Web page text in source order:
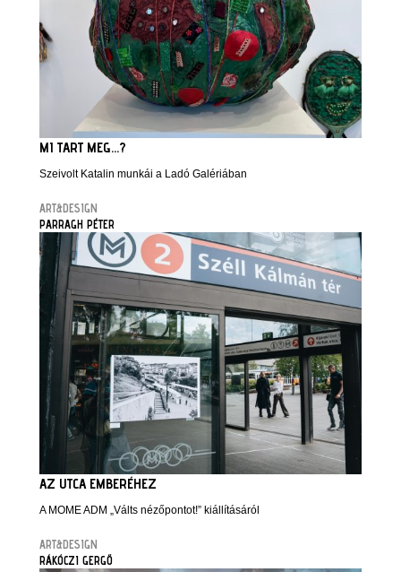
MI TART MEG...?
Szeivolt Katalin munkái a Ladó Galériában
ART&DESIGN
PARRAGH PÉTER
AZ UTCA EMBERÉHEZ
A MOME ADM „Válts nézőpontot!” kiállításáról
ART&DESIGN
RÁKÓCZI GERGŐ